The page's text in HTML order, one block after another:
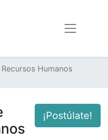
Humanos
¡Postúlate!